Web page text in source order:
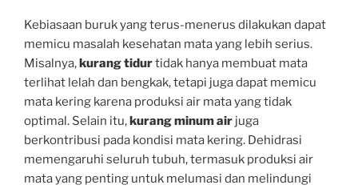
Kebiasaan buruk yang terus-menerus dilakukan dapat
memicu masalah kesehatan mata yang lebih serius.
Misalnya,kurang tidurtidak hanya membuat mata
terlihat lelah dan bengkak, tetapi juga dapat memicu
mata kering karena produksi air mata yang tidak
optimal. Selain itu,kurang minum air juga
berkontribusi pada kondisi mata kering. Dehidrasi
memengaruhi seluruh tubuh, termasuk produksi air
mata yang penting untuk melumasi dan melindungi